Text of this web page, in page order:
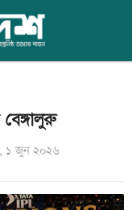
১ জুন ২০২৬